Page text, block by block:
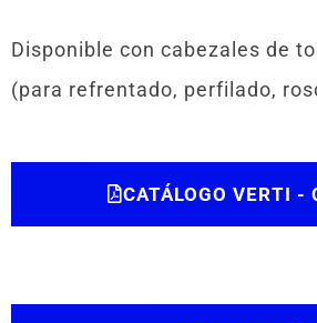
Disponible con cabezales de
(para refrentado, perfilado,
CATÁLOGO VERTI -